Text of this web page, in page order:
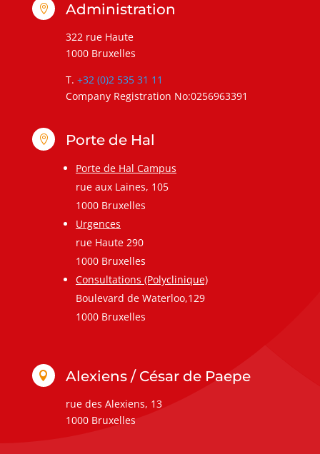
 Administration
322 rue Haute
1000 Bruxelles
T. +32 (0)2 535 31 11
Company Registration No:0256963391
 Porte de Hal
Porte de Hal Campus
rue aux Laines, 105
1000 Bruxelles
Urgences
rue Haute 290
1000 Bruxelles
Consultations (Polyclinique)
Boulevard de Waterloo,129
1000 Bruxelles
 Alexiens / César de Paepe
rue des Alexiens, 13
1000 Bruxelles